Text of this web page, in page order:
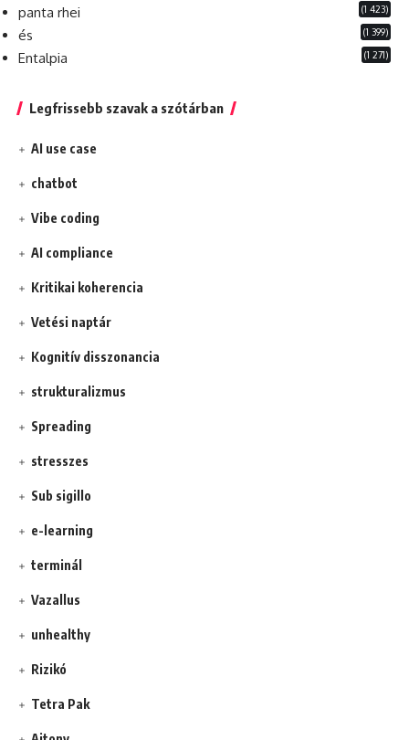
panta rhei (1 423)
és (1 399)
Entalpia (1 271)
Legfrissebb szavak a szótárban
AI use case
chatbot
Vibe coding
AI compliance
Kritikai koherencia
Vetési naptár
Kognitív disszonancia
strukturalizmus
Spreading
stresszes
Sub sigillo
e-learning
terminál
Vazallus
unhealthy
Rizikó
Tetra Pak